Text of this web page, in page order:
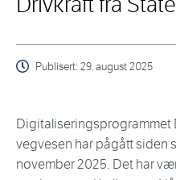
Publisert:29. august 2025
Digitaliseringsprogrammet
vegvesen har pågått siden
november 2025. Det har